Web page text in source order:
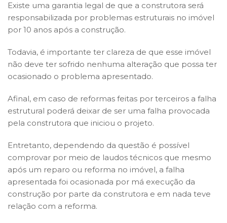
Existe uma garantia legal de que a construtora será
responsabilizada por problemas estruturais no imóvel
por 10 anos após a construção.
Todavia, é importante ter clareza de que esse imóvel
não deve ter sofrido nenhuma alteração que possa ter
ocasionado o problema apresentado.
Afinal, em caso de reformas feitas por terceiros a falha
estrutural poderá deixar de ser uma falha provocada
pela construtora que iniciou o projeto.
Entretanto, dependendo da questão é possível
comprovar por meio de laudos técnicos que mesmo
após um reparo ou reforma no imóvel, a falha
apresentada foi ocasionada por má execução da
construção por parte da construtora e em nada teve
relação com a reforma.